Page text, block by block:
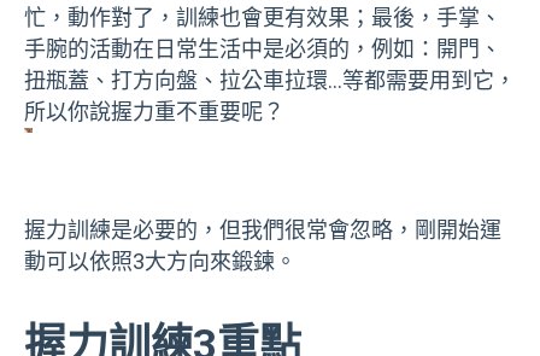
忙，動作對了，訓練也會更有效果；最後，手掌、
手腕的活動在日常生活中是必須的，例如：開門、
扭瓶蓋、打方向盤、拉公車拉環…等都需要用到它，
所以你說握力重不重要呢？
握力訓練是必要的，但我們很常會忽略，剛開始運
動可以依照3大方向來鍛鍊。
握力訓練3重點